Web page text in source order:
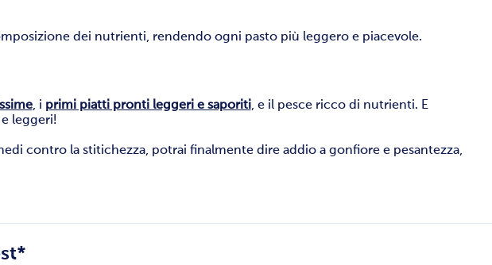
dei nutrienti, rendendo ogni pasto più leggero e piacevole.
, i primi piatti pronti leggeri e saporiti, e il pesce ricco di nutrienti. E
leggeri!
contro la stitichezza, potrai finalmente dire addio a gonfiore e pesantezza,